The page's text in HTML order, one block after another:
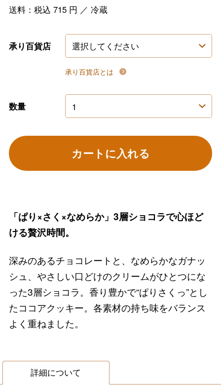
送料：税込 715円 ／ 冷蔵
承り百貨店
承り百貨店とは
数量
カートに入れる
「ぱり×さく×なめらか」3層ショコラで心ほど
ける贅沢時間。
深みのあるチョコレートと、なめらかなガナッ
シュ、やさしい口どけのクリームがひとつにな
った3層ショコラ。香り豊かで“ぱりさくっ”とし
たココアクッキー。各素材の持ち味をバランス
よく重ねました。
詳細について